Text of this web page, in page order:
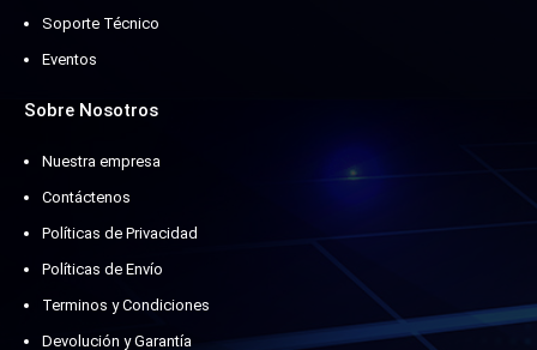
Soporte Técnico
Eventos
Sobre Nosotros
Nuestra empresa
Contáctenos
Políticas de Privacidad
Políticas de Envío
Terminos y Condiciones
Devolución y Garantía